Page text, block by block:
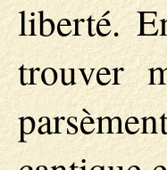
liberté.
trouver